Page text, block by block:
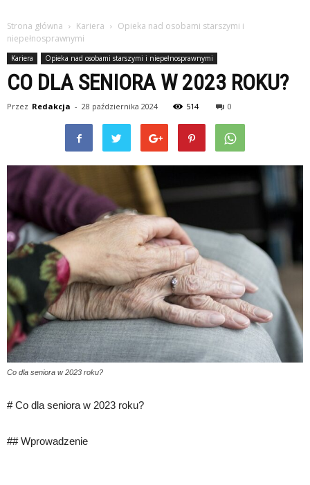
Strona główna Kariera
Opieka nad osobami starszymi i
niepełnosprawnymi
Kariera Opieka nad osobami starszymi i niepełnosprawnymi
CO DLA SENIORA W 2023 ROKU?
Przez Redakcja - 28 października 2024 514 0
Co dla seniora w 2023 roku?
# Co dla seniora w 2023 roku?
## Wprowadzenie